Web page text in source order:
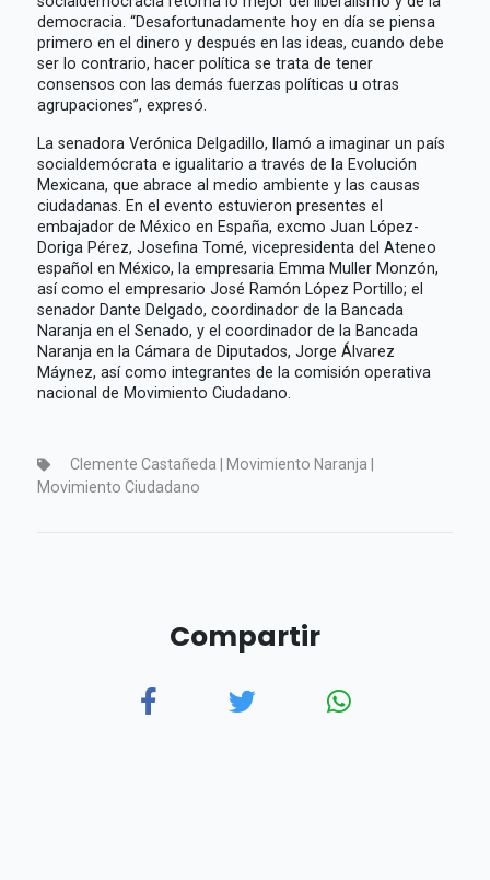
democracia. “Desafortunadamente hoy en día se piensa
primero en el dinero y después en las ideas, cuando debe
ser lo contrario, hacer política se trata de tener
consensos con las demás fuerzas políticas u otras
agrupaciones”, expresó.
La senadora Verónica Delgadillo, llamó a imaginar un país
socialdemócrata e igualitario a través de la Evolución
Mexicana, que abrace al medio ambiente y las causas
ciudadanas. En el evento estuvieron presentes el
embajador de México en España, excmo Juan López-
Doriga Pérez, Josefina Tomé, vicepresidenta del Ateneo
español en México, la empresaria Emma Muller Monzón,
así como el empresario José Ramón López Portillo; el
senador Dante Delgado, coordinador de la Bancada
Naranja en el Senado, y el coordinador de la Bancada
Naranja en la Cámara de Diputados, Jorge Álvarez
Máynez, así como integrantes de la comisión operativa
nacional de Movimiento Ciudadano.
Clemente Castañeda | Movimiento Naranja |
Movimiento Ciudadano
Compartir